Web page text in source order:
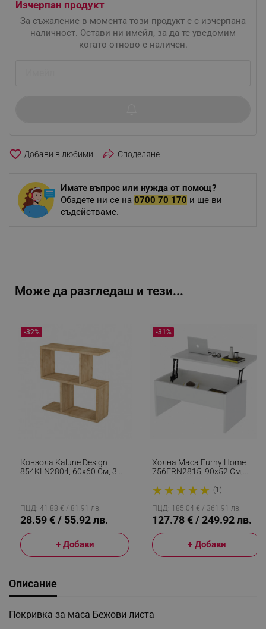
Изчерпан продукт
За съжаление в момента този продукт е с изчерпана
наличност. Остави ни имейл, за да те уведомим
когато отново е наличен.
favorite_border Споделяне
Имате въпрос или нужда от помощ?
Обадете ни се на 0700 70 170 и ще ви
съдействаме.
Може да разгледаш и тези...
Конзола Kalune Design
854KLN2804, 60х60 См, 3
-32%
ПЦД: 41.88 € / 81.91 лв.
28.59 € / 55.92 лв.
+ Добави
Холна Маса Furny Home
756FRN2815, 90x52 См,
★ ★ ★ ★ ★ (1)
-31%
ПЦД: 185.04 € / 361.91 лв.
127.78 € / 249.92 лв.
+ Добави
Описание
Покривка за маса Бежови листа